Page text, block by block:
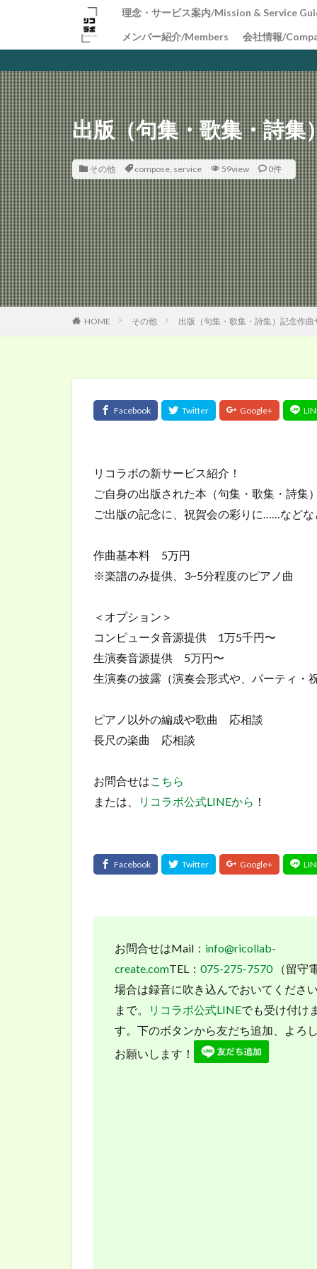
理念・サービス案内/Mission & Service
メンバー紹介/Members
会社情報/
出版（句集・歌集・詩集
その他 compose, service 59view 0件
HOME その他 出版（句集・歌集・詩集）記念作曲
リコラボの新サービス紹介！
ご自身の出版された本（句集・歌集・詩集
ご出版の記念に、祝賀会の彩りに……など
作曲基本料 5万円
※楽譜のみ提供、3~5分程度のピアノ曲
＜オプション＞
コンピュータ音源提供 1万5千円〜
生演奏音源提供 5万円〜
生演奏の披露（演奏会形式や、パーティ
ピアノ以外の編成や歌曲 応相談
長尺の楽曲 応相談
お問合せは こちら
または、
リコラボ公式LINEから ！
お問合せはMail： info@ricollab-
create.comTEL： 075-275-7570（留守
場合は録音に吹き込んでおいてくださ
まで。
リコラボ公式LINEでも受け付け
す。下のボタンから友だち追加、よろ
お願いします！